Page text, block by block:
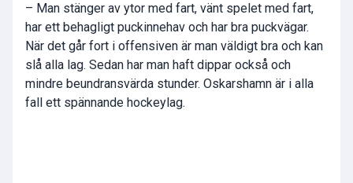
– Man stänger av ytor med fart, vänt spelet med fart,
har ett behagligt puckinnehav och har bra puckvägar.
När det går fort i offensiven är man väldigt bra och kan
slå alla lag. Sedan har man haft dippar också och
mindre beundransvärda stunder. Oskarshamn är i alla
fall ett spännande hockeylag.